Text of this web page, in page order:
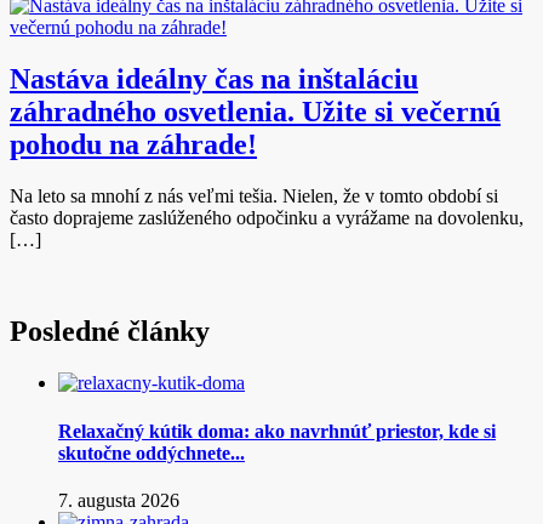
Nastáva ideálny čas na inštaláciu
záhradného osvetlenia. Užite si večernú
pohodu na záhrade!
Na leto sa mnohí z nás veľmi tešia. Nielen, že v tomto období si
často doprajeme zaslúženého odpočinku a vyrážame na dovolenku,
[…]
Posledné články
Relaxačný kútik doma: ako navrhnúť priestor, kde si
skutočne oddýchnete...
7. augusta 2026